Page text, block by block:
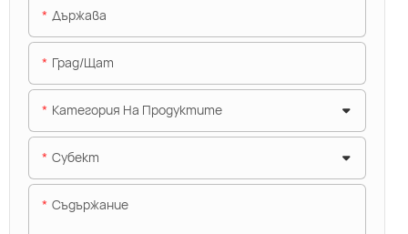
Държава
Град/щат
Категория На Продуктите
Субект
Съдържание